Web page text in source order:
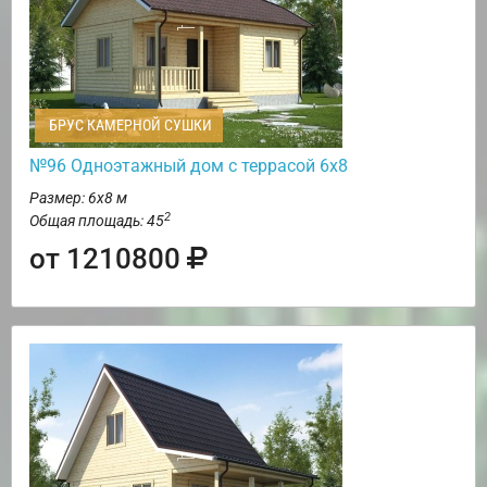
БРУС КАМЕРНОЙ СУШКИ
№96 Одноэтажный дом с террасой 6х8
Размер: 6х8 м
Общая площадь: 452
от 1210800